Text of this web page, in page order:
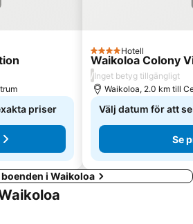
priser
4 Stjärnor
Hotell
Waikoloa Colony
/Inget betyg tillgängligt
Waikoloa, 2.0 km till
Välj datum för att
Se
boenden i Waikoloa